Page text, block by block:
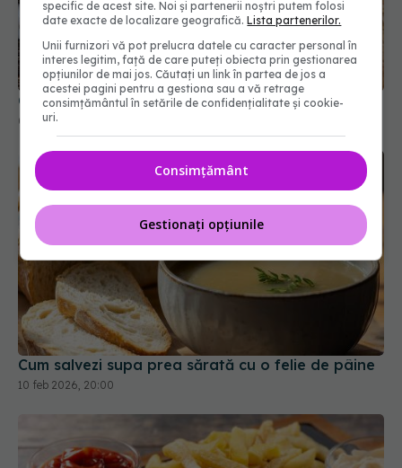
Cum se taie corect ceapa cubulețe
03 mar 2026, 19:16
Cum salvezi supa prea sărată cu o felie de pâine
10 feb 2026, 20:00
specific de acest site. Noi și partenerii noștri putem folosi
date exacte de localizare geografică.Lista partenerilor.
Unii furnizori vă pot prelucra datele cu caracter personal în
interes legitim, față de care puteți obiecta prin gestionarea
opțiunilor de mai jos. Căutați un link în partea de jos a
acestei pagini pentru a gestiona sau a vă retrage
consimțământul în setările de confidențialitate și cookie-
uri.
Consimțământ
Gestionați opțiunile